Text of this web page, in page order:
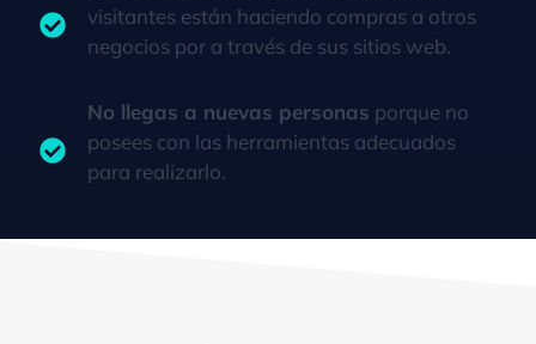
visitantes están haciendo compras a otros
negocios por a través de sus sitios web.
No llegas a nuevas personas porque no
posees con las herramientas adecuados
para realizarlo.